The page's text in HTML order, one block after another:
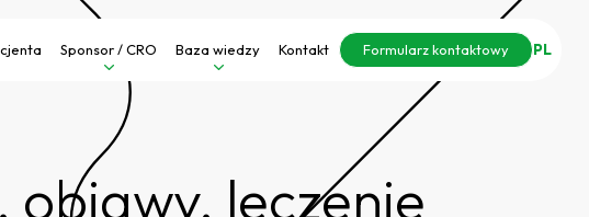
Sponsor / CRO Baza wiedzy Kontakt Formularz kontaktowy PL
objawy, leczenie